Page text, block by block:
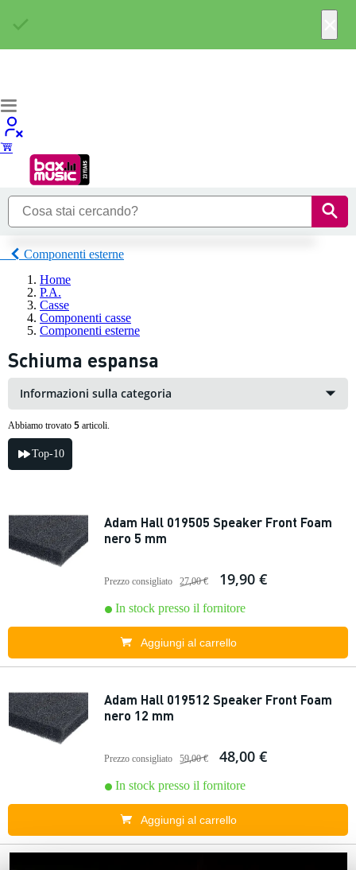
Componenti esterne
Home
P.A.
Casse
Componenti casse
Componenti esterne
Schiuma espansa
Informazioni sulla categoria
Abbiamo trovato 5 articoli.
Top-10
Adam Hall 019505 Speaker Front Foam
nero 5 mm
Prezzo consigliato 27,00 € 19,90 €
In stock presso il fornitore
Aggiungi al carrello
Adam Hall 019512 Speaker Front Foam
nero 12 mm
Prezzo consigliato 59,00 € 48,00 €
In stock presso il fornitore
Aggiungi al carrello